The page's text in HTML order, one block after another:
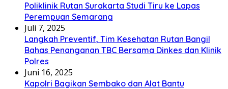
Poliklinik Rutan Surakarta Studi Tiru ke Lapas
Perempuan Semarang
Juli 7, 2025
Langkah Preventif, Tim Kesehatan Rutan Bangil
Bahas Penanganan TBC Bersama Dinkes dan Klinik
Polres
Juni 16, 2025
Kapolri Bagikan Sembako dan Alat Bantu